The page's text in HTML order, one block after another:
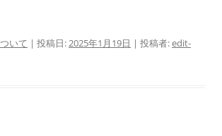
いて | 投稿日:2025年1月19日 | 投稿者:edit-